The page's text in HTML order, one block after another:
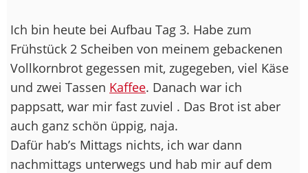
Ich bin heute bei Aufbau Tag 3. Habe zum
Frühstück 2 Scheiben von meinem gebackenen
Vollkornbrot gegessen mit, zugegeben, viel Käse
und zwei Tassen Kaffee. Danach war ich
pappsatt, war mir fast zuviel . Das Brot ist aber
auch ganz schön üppig, naja.
Dafür hab’s Mittags nichts, ich war dann
nachmittags unterwegs und hab mir auf dem